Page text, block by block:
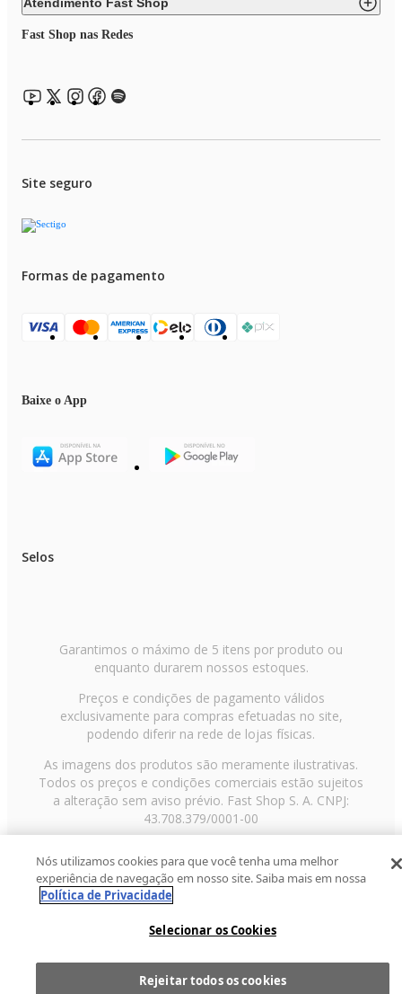
Fast Shop nas Redes
Site seguro
Formas de pagamento
Baixe o App
Selos
Garantimos o máximo de 5 itens por produto ou
enquanto durarem nossos estoques.
Preços e condições de pagamento válidos
exclusivamente para compras efetuadas no site,
podendo diferir na rede de lojas físicas.
As imagens dos produtos são meramente ilustrativas.
Todos os preços e condições comerciais estão sujeitos
a alteração sem aviso prévio. Fast Shop S. A. CNPJ:
43.708.379/0001-00
Paulo/SP, CEP 02029-001, Telefone: 11 3003-3728 ©
2013 Fast Shop - Todos os direitos reservadosRF
Nós utilizamos cookies para que você tenha uma melhor
experiência de navegação em nosso site. Saiba mais em nossa
Política de Privacidade
Selecionar os Cookies
Rejeitar todos os cookies